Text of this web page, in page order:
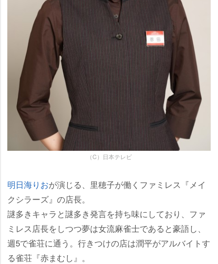
（C）日本テレビ
明日海りおが演じる、里穂子が働くファミレス『メイ
クシラーズ』の店長。
謎多きキャラと謎多き発言を持ち味にしており、ファ
ミレス店長をしつつ夢は女流麻雀士であると豪語し、
週5で雀荘に通う。行きつけの店は潤平がアルバイトす
る雀荘『赤まむし』。